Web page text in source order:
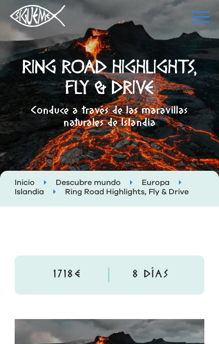
RING ROAD HIGHLIGHTS,
FLY & DRIVE
Conduce a través de las maravillas
naturales de Islandia
Inicio Descubre mundo
Europa
Islandia
Ring Road Highlights, Fly & Drive
1718€ 8 DÍAS